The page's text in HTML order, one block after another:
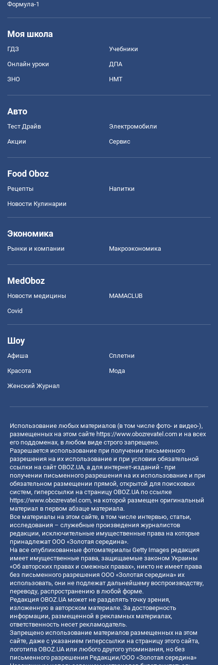
Формула-1
Моя школа
ГДЗ Учебники
Онлайн уроки ДПА
ЗНО НМТ
Авто
Тест Драйв Электромобили
Акции Сервис
Food Oboz
Рецепты Напитки
Новости Кулинарии
Экономика
Рынки и компании Mакроэкономика
MedOboz
Новости медицины MAMACLUB
Covid
Шоу
Афиша Сплетни
Красота Мода
Женский Журнал
Использование любых материалов (в том числе фото- и видео-),
размещенных на этом сайте https://www.obozrevatel.com и на всех
его поддоменах, в любом виде строго запрещено.
Разрешается использование при получении письменного
разрешения на их использование и при условии обязательной
ссылки на сайт OBOZ.UA, а для интернет-изданий - при
получении письменного разрешения на их использование и при
обязательном размещении прямой, открытой для поисковых
систем, гиперссылки на страницу OBOZ.UA по ссылке
https://www.obozrevatel.com, на которой размещен оригинальный
материал в первом абзаце материала.
Все материалы на этом сайте, в том числе интервью, статьи,
исследования – служебные произведения журналистов
редакции, исключительные имущественные права на которые
принадлежат ООО «Золотая середина».
На все опубликованные фотоматериалы Getty Images редакция
имеет имущественные права, защищаемые законом Украины
«Об авторских правах и смежных правах», никто не имеет права
без письменного разрешения ООО «Золотая середина» их
использовать, они не подлежат дальнейшему воспроизводству,
переводу, распространению в любой форме.
Редакция OBOZ.UA может не разделять точку зрения,
изложенную в авторском материале. За достоверность
информации, размещенной в рекламных материалах,
ответственность несет рекламодатель.
Запрещено использование материалов размещенных на этом
сайте, даже с указанием гиперссылки на страницу этого сайта,
логотипа OBOZ.UA или любого другого упоминания, но без
письменного разрешения Редакции/ООО «Золотая середина»